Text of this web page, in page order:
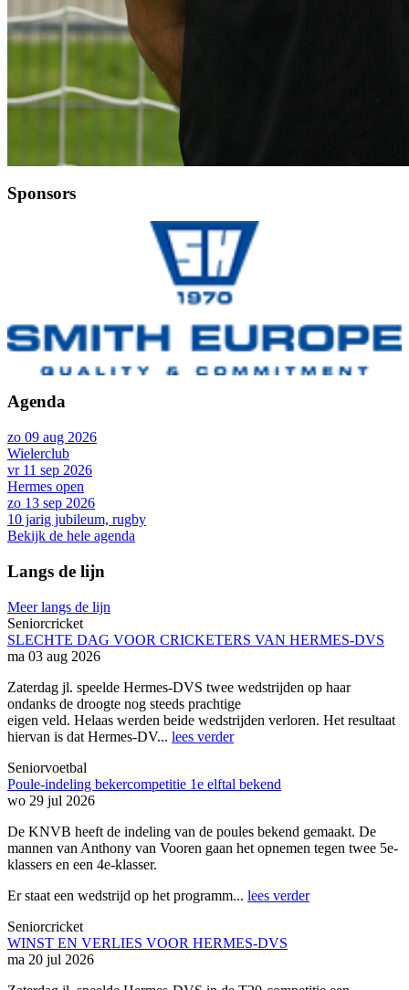
Sponsors
Agenda
zo 09 aug 2026
Wielerclub
vr 11 sep 2026
Hermes open
zo 13 sep 2026
10 jarig jubileum, rugby
Bekijk de hele agenda
Langs de lijn
Meer langs de lijn
Seniorcricket
SLECHTE DAG VOOR CRICKETERS VAN HERMES-DVS
ma 03 aug 2026
Zaterdag jl. speelde Hermes-DVS twee wedstrijden op haar
ondanks de droogte nog steeds prachtige
eigen veld. Helaas werden beide wedstrijden verloren. Het resultaat
hiervan is dat Hermes-DV... lees verder
Seniorvoetbal
Poule-indeling bekercompetitie 1e elftal bekend
wo 29 jul 2026
De KNVB heeft de indeling van de poules bekend gemaakt. De
mannen van Anthony van Vooren gaan het opnemen tegen twee 5e-
klassers en een 4e-klasser.
Er staat een wedstrijd op het programm... lees verder
Seniorcricket
WINST EN VERLIES VOOR HERMES-DVS
ma 20 jul 2026